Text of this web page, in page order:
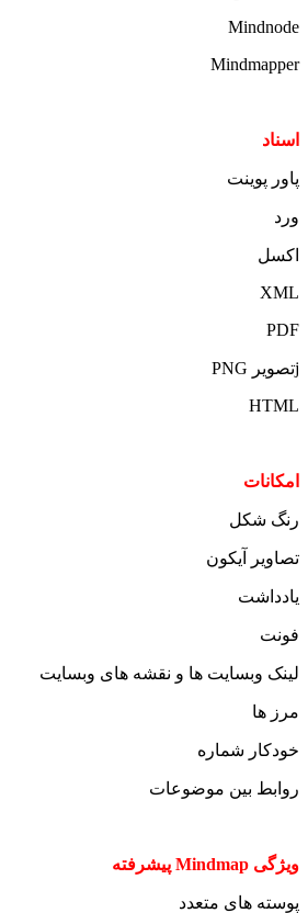
Mindnode
Mindmapper
اسناد
پاور پوینت
ورد
اکسل
XML
PDF
jتصویر PNG
HTML
امکانات
رنگ شکل
تصاویر آیکون
یادداشت
فونت
لینک وبسایت ها و نقشه های وبسایت
مرز ها
خودکار شماره
روابط بین موضوعات
ویژگی Mindmap پیشرفته
پوسته های متعدد